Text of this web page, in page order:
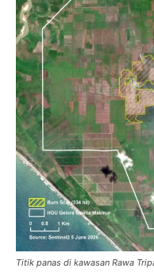
Titik panas di kawasan Rawa